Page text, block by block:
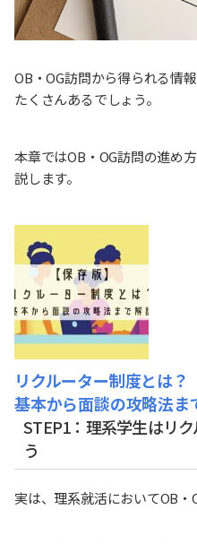
OB・OG訪問から得られる情
たくさんあるでしょう。
本章ではOB・OG訪問の進め
説します。
リクルーター制度とは？
基本から面談の攻略法ま
STEP1：理系学生はリ
う
実は、理系就活においてOB・